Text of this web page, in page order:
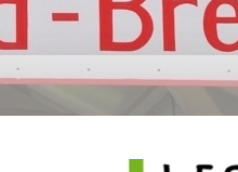
de